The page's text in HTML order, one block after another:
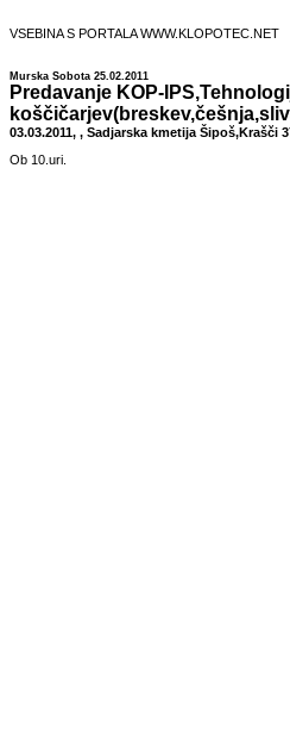
VSEBINA S PORTALA WWW.KLOPOTEC.NET
Murska Sobota 25.02.2011
Predavanje KOP-
03.03.2011, , Sadjarska kmetija Šipoš,Krašči
Ob 10.uri.